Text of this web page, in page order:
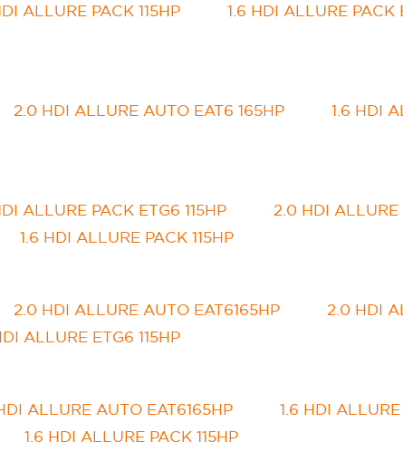
ALLURE PACK 115HP
1.6 HDI ALLURE PACK
2.0 HDI ALLURE AUTO EAT6 165HP
1.6 HDI
ALLURE PACK ETG6 115HP
2.0 HDI ALLURE
1.6 HDI ALLURE PACK 115HP
2.0 HDI ALLURE AUTO EAT6165HP
2.0 HDI
ALLURE ETG6 115HP
ALLURE AUTO EAT6165HP
1.6 HDI ALLURE
1.6 HDI ALLURE PACK 115HP